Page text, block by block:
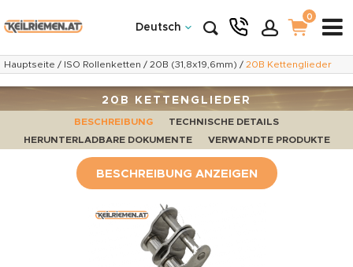
Deutsch
0
Hauptseite / ISO Rollenketten / 20B (31,8x19,6mm) / 20B Kettenglieder
20B KETTENGLIEDER
BESCHREIBUNG
TECHNISCHE DETAILS
HERUNTERLADBARE DOKUMENTE
VERWANDTE PRODUKTE
BESCHREIBUNG ANZEIGEN